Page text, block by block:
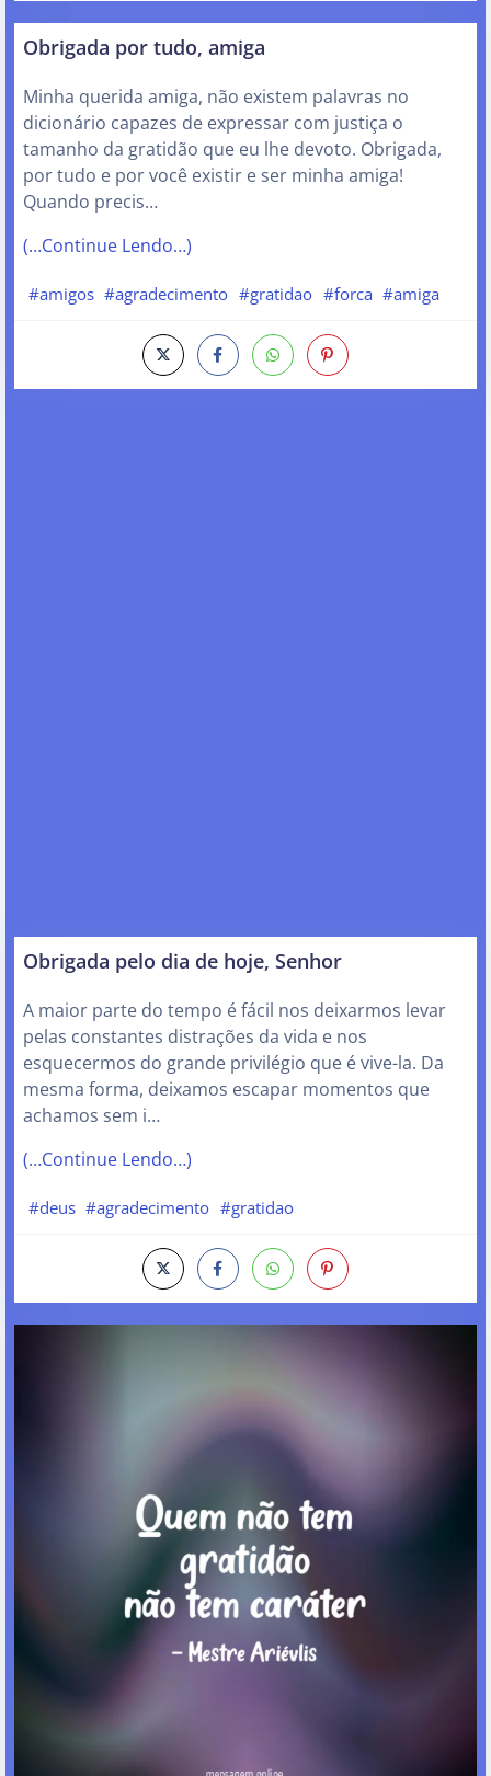
Obrigada por tudo, amiga
Minha querida amiga, não existem palavras no
dicionário capazes de expressar com justiça o
tamanho da gratidão que eu lhe devoto. Obrigada,
por tudo e por você existir e ser minha amiga!
Quando precis…
(…Continue Lendo…)
#amigos #agradecimento #gratidao #forca #amiga
Obrigada pelo dia de hoje, Senhor
A maior parte do tempo é fácil nos deixarmos levar
pelas constantes distrações da vida e nos
esquecermos do grande privilégio que é vive-la. Da
mesma forma, deixamos escapar momentos que
achamos sem i…
(…Continue Lendo…)
#deus #agradecimento #gratidao